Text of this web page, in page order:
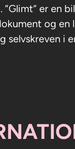
er en
og en
selvskreven i